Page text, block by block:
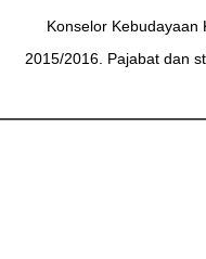
Konselor
2015/2016. Pajabat dan